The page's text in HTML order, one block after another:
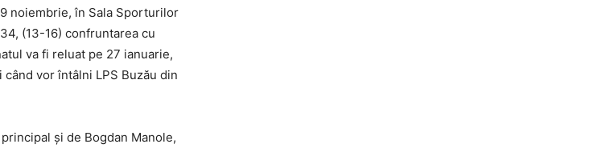
noiembrie, în Sala Sporturilor
(13-16) confruntarea cu
va fi reluat pe 27 ianuarie,
vor întâlni LPS Buzău din
şi de Bogdan Manole,